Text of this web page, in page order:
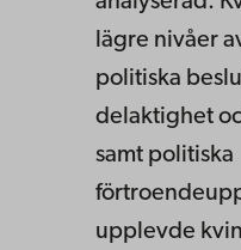
lägre nivåer
politiska
delaktighet
samt politiska
upplevde